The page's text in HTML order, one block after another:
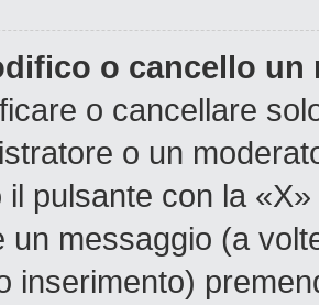
o cancello un
o cancellare
o un
il pulsante con la
un messaggio (a
inserimento)